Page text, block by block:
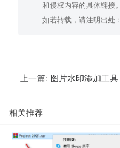
和侵权内容的具体链接。
如若转载，请注明出处：
上一篇: 图片水印添加工具
相关推荐